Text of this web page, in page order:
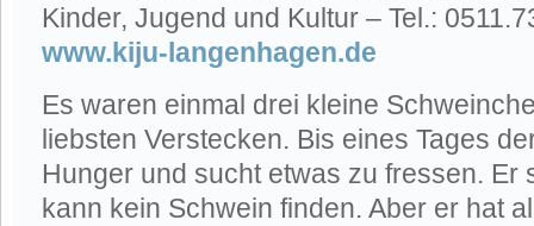
Kinder, Jugend und Kultur – Tel.:
www.kiju-langenhagen.de
Es waren einmal drei kleine
liebsten Verstecken. Bis eines Tages
Hunger und sucht etwas zu fressen. Er
kann kein Schwein finden. Aber er hat